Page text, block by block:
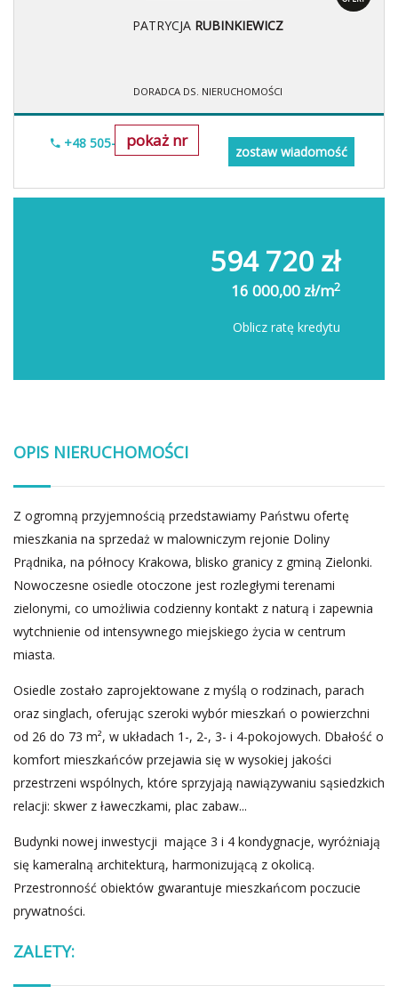
PATRYCJA RUBINKIEWICZ
DORADCA DS. NIERUCHOMOŚCI
pokaż nr
+48 505-236-943
zostaw wiadomość
594 720 zł
16 000,00 zł/m2
Oblicz ratę kredytu
OPIS NIERUCHOMOŚCI
Z ogromną przyjemnością przedstawiamy Państwu ofertę
mieszkania na sprzedaż w malowniczym rejonie Doliny
Prądnika, na północy Krakowa, blisko granicy z gminą Zielonki.
Nowoczesne osiedle otoczone jest rozległymi terenami
zielonymi, co umożliwia codzienny kontakt z naturą i zapewnia
wytchnienie od intensywnego miejskiego życia w centrum
miasta.
Osiedle zostało zaprojektowane z myślą o rodzinach, parach
oraz singlach, oferując szeroki wybór mieszkań o powierzchni
od 26 do 73 m², w układach 1-, 2-, 3- i 4-pokojowych. Dbałość o
komfort mieszkańców przejawia się w wysokiej jakości
przestrzeni wspólnych, które sprzyjają nawiązywaniu sąsiedzkich
relacji: skwer z ławeczkami, plac zabaw...
Budynki nowej inwestycji mające 3 i 4 kondygnacje, wyróżniają
się kameralną architekturą, harmonizującą z okolicą.
Przestronność obiektów gwarantuje mieszkańcom poczucie
prywatności.
ZALETY: